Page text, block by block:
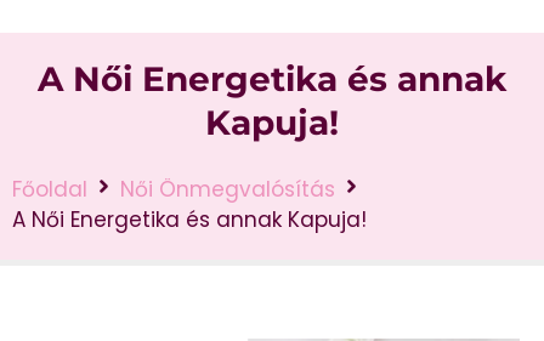
A Női Energetika és annak
Kapuja!
Főoldal
Női Önmegvalósítás
A Női Energetika és annak Kapuja!